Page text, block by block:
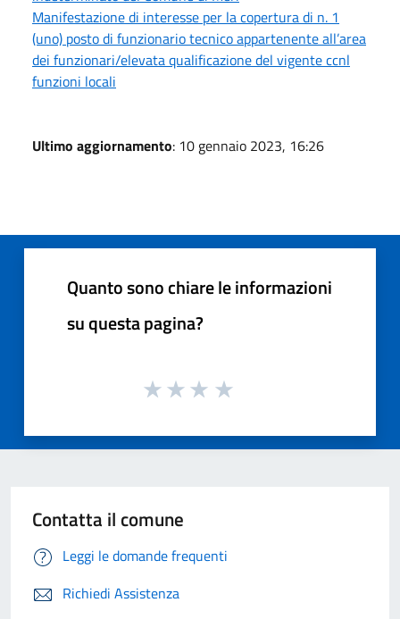
Manifestazione di interesse per la copertura di n. 1
(uno) posto di funzionario tecnico appartenente all’area
dei funzionari/elevata qualificazione del vigente ccnl
funzioni locali
Ultimo aggiornamento: 10 gennaio 2023, 16:26
Quanto sono chiare le informazioni
su questa pagina?
Contatta il comune
Leggi le domande frequenti
Richiedi Assistenza